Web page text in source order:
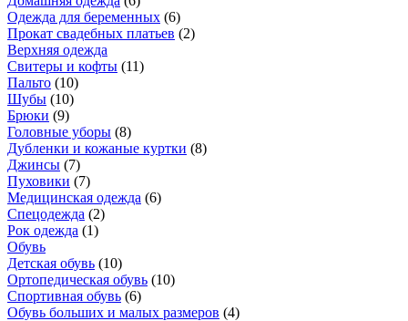
Одежда для беременных (6)
Прокат свадебных платьев (2)
Верхняя одежда
Свитеры и кофты (11)
Пальто (10)
Шубы (10)
Брюки (9)
Головные уборы (8)
Дубленки и кожаные куртки (8)
Джинсы (7)
Пуховики (7)
Медицинская одежда (6)
Спецодежда (2)
Рок одежда (1)
Обувь
Детская обувь (10)
Ортопедическая обувь (10)
Спортивная обувь (6)
Обувь больших и малых размеров (4)